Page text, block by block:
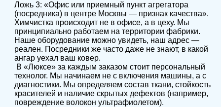
Ложь 3: «Офис или приемный пункт агрегатора
(посредника) в центре Москвы — признак качества».
Химчистка происходит не в офисе, а в цеху. Мы
принципиально работаем на территории фабрики.
Наше оборудование можно увидеть, наш адрес —
реален. Посредники же часто даже не знают, в какой
ангар уехал ваш ковер.
В «Люксе» за каждым заказом стоит персональный
технолог. Мы начинаем не с включения машины, а с
диагностики. Мы определяем состав ткани, стойкость
красителей и наличие скрытых дефектов (например,
повреждение волокон ультрафиолетом).